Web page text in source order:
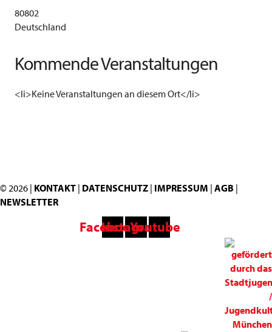
80802
Deutschland
Kommende Veranstaltungen
<li>Keine Veranstaltungen an diesem Ort</li>
© 2026 | KONTAKT | DATENSCHUTZ | IMPRESSUM | AGB |
NEWSLETTER
Facebook
Instagram
Youtube